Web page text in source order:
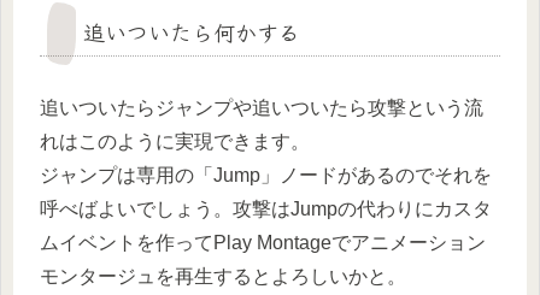
追いついたら何かする
追いついたらジャンプや追いついたら攻撃という流
れはこのように実現できます。
ジャンプは専用の「Jump」ノードがあるのでそれを
呼べばよいでしょう。攻撃はJumpの代わりにカスタ
ムイベントを作ってPlay Montageでアニメーション
モンタージュを再生するとよろしいかと。